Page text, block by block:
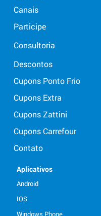
Canais
Participe
Consultoria
Descontos
Cupons Ponto Frio
Cupons Extra
Cupons Zattini
Cupons Carrefour
Contato
Aplicativos
Android
IOS
Windows Phone